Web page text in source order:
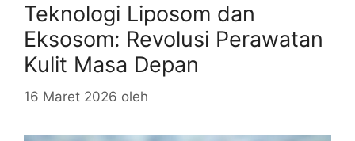
Teknologi Liposom dan
Eksosom: Revolusi Perawatan
Kulit Masa Depan
16 Maret 2026 oleh